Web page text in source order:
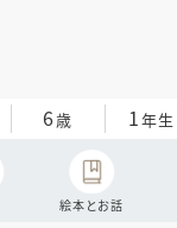
6歳 1年生
絵本とお話